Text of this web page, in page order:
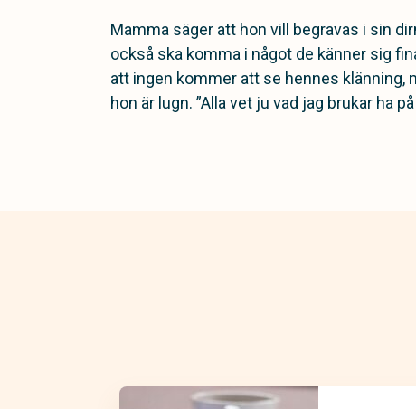
Mamma säger att hon vill begravas i sin
också ska komma i något de känner sig
att ingen kommer att se hennes klänning,
hon är lugn. ”Alla vet ju vad jag brukar ha